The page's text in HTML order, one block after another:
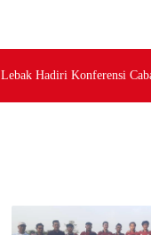
Hadiri Konferensi